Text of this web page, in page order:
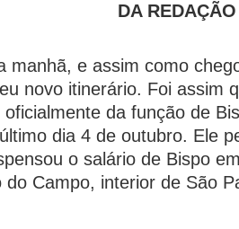
DA
manhã, e assim como
novo itinerário. Foi assim
oficialmente da função de
dia 4 de outubro. Ele
o salário de Bispo
do Campo, interior de São